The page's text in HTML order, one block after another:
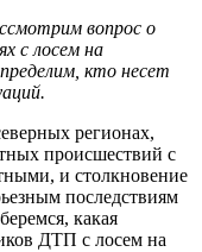
вопрос о
с лосем на
кто несет
регионах,
происшествий с
и столкновение
последствиям
какая
ДТП с лосем на